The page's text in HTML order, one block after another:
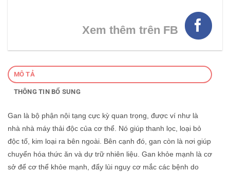
Xem thêm trên FB
MÔ TẢ
THÔNG TIN BỔ SUNG
Gan là bộ phận nội tạng cực kỳ quan trọng, được ví như là
nhà nhà máy thải độc của cơ thể. Nó giúp thanh lọc, loại bỏ
độc tố, kim loại ra bên ngoài. Bên cạnh đó, gan còn là nơi giúp
chuyển hóa thức ăn và dự trữ nhiên liệu. Gan khỏe mạnh là cơ
sở để cơ thể khỏe mạnh, đẩy lùi nguy cơ mắc các bệnh do